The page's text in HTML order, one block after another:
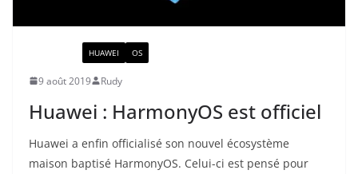
HUAWEI OS
9 août 2019 Rudy
Huawei : HarmonyOS est officiel
Huawei a enfin officialisé son nouvel écosystème
maison baptisé HarmonyOS. Celui-ci est pensé pour